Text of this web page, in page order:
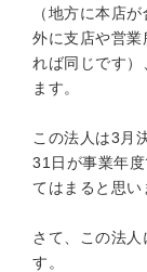
（地方に本店
外に支店や営
れば同じです
ます。
この法人は3月
31日が事業年
てはまると思い
さて、この法
す。